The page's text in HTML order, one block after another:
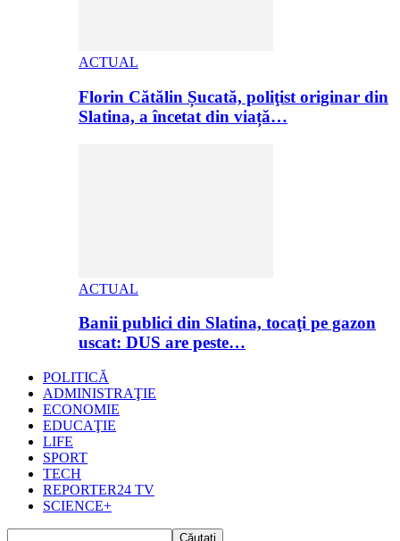
ACTUAL
Florin Cătălin Șucată, poliţist originar din
Slatina, a încetat din viață…
ACTUAL
Banii publici din Slatina, tocaţi pe gazon
uscat: DUS are peste…
POLITICĂ
ADMINISTRAŢIE
ECONOMIE
EDUCAŢIE
LIFE
SPORT
TECH
REPORTER24 TV
SCIENCE+